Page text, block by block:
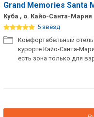
Grand Memories Santa
Куба , о. Кайо-Санта-Мария
5 звёзд
Комфортабельный
курорте Кайо-Санта-
есть зона только для